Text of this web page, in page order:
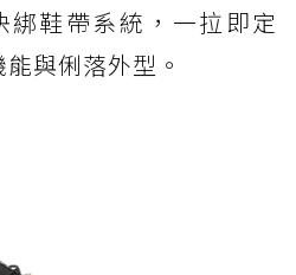
鞋帶系統，一拉即定
與俐落外型。